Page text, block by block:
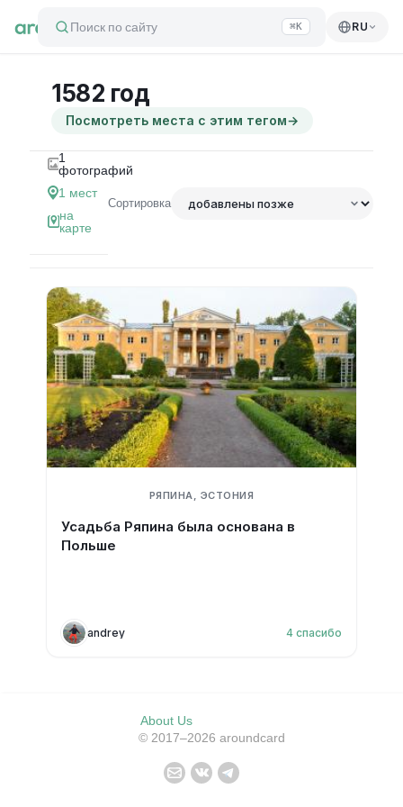
Поиск по сайту ⌘K RU
1582 год
Посмотреть места с этим тегом→
1
фотографий
1 мест
на
карте
Сортировка
РЯПИНА, ЭСТОНИЯ
Усадьба Ряпина была основана в
Польше
andrey 4 спасибо
About Us
© 2017–2026 aroundcard